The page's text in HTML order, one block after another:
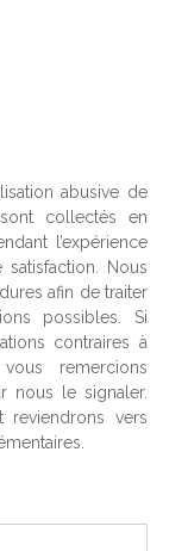
abusive de
collectés en
l’expérience
Nous
afin de traiter
possibles. Si
contraires à
remercions
nous le signaler.
reviendrons vers